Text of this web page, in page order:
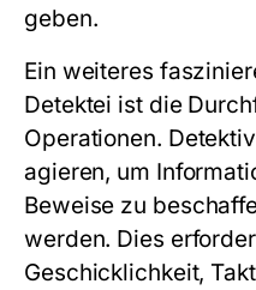
geben.
Ein weiteres
Detektei ist die
Operationen.
agieren, um
Beweise zu
werden. Dies
Geschicklichkeit,